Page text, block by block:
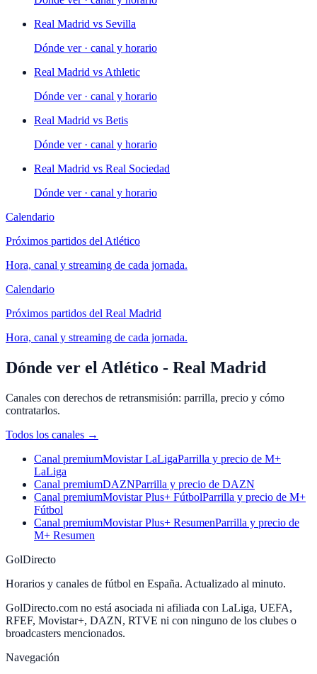
Real Madrid vs Sevilla
Dónde ver · canal y horario
Real Madrid vs Athletic
Dónde ver · canal y horario
Real Madrid vs Betis
Dónde ver · canal y horario
Real Madrid vs Real Sociedad
Dónde ver · canal y horario
Calendario
Próximos partidos del Atlético
Hora, canal y streaming de cada jornada.
Calendario
Próximos partidos del Real Madrid
Hora, canal y streaming de cada jornada.
Dónde ver el Atlético - Real Madrid
Canales con derechos de retransmisión: parrilla, precio y cómo
contratarlos.
Todos los canales →
Canal premiumMovistar LaLigaParrilla y precio de M+
LaLiga
Canal premiumDAZNParrilla y precio de DAZN
Canal premiumMovistar Plus+ FútbolParrilla y precio de M+
Fútbol
Canal premiumMovistar Plus+ ResumenParrilla y precio de
M+ Resumen
GolDirecto
Horarios y canales de fútbol en España. Actualizado al minuto.
GolDirecto.com no está asociada ni afiliada con LaLiga, UEFA,
RFEF, Movistar+, DAZN, RTVE ni con ninguno de los clubes o
broadcasters mencionados.
Navegación